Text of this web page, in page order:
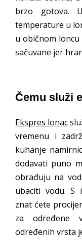
brzo gotova.
temperature u
u običnom
sačuvane jer
Čemu služi
Ekspres lonac
vremenu i
kuhanje
dodavati puno
obrađuju na
ubaciti vodu. S
znat ćete
za određene
određenih vrsta